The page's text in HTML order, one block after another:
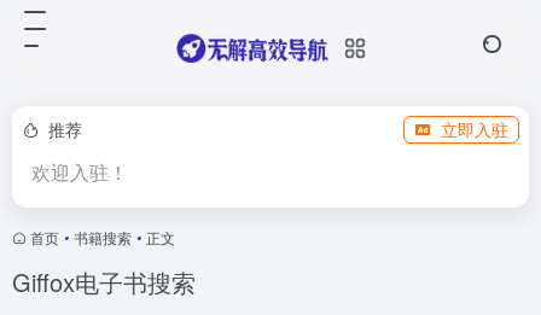
推荐 立即入驻
欢迎入驻！
首页 • 书籍搜索 • 正文
Giffox电子书搜索